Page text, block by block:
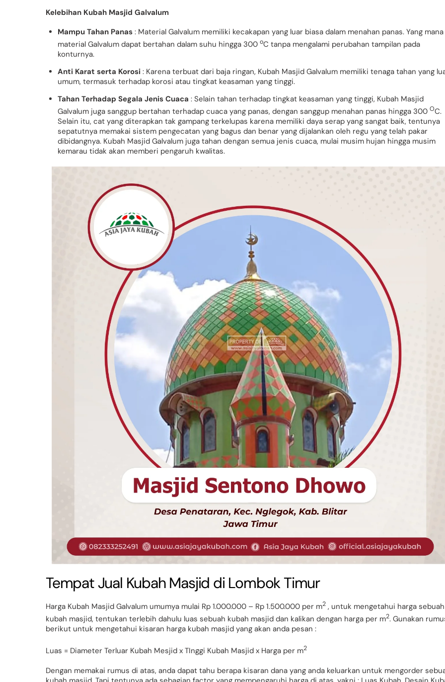
Kelebihan Kubah Masjid Galvalum
Mampu Tahan Panas : Material Galvalum memiliki kecakapan yang luar biasa dalam menahan panas. Yang mana
material Galvalum dapat bertahan dalam suhu hingga 300 oC tanpa mengalami perubahan tampilan pada
konturnya.
Anti Karat serta Korosi : Karena terbuat dari baja ringan, Kubah Masjid Galvalum memiliki tenaga tahan yang
umum, termasuk terhadap korosi atau tingkat keasaman yang tinggi.
Tahan Terhadap Segala Jenis Cuaca : Selain tahan terhadap tingkat keasaman yang tinggi, Kubah Masjid
Galvalum juga sanggup bertahan terhadap cuaca yang panas, dengan sanggup menahan panas hingga 300 OC.
Selain itu, cat yang diterapkan tak gampang terkelupas karena memiliki daya serap yang sangat baik, tentunya
sepatutnya memakai sistem pengecatan yang bagus dan benar yang dijalankan oleh regu yang telah pakar
dibidangnya. Kubah Masjid Galvalum juga tahan dengan semua jenis cuaca, mulai musim hujan hingga musim
kemarau tidak akan memberi pengaruh kwalitas.
Tempat Jual Kubah Masjid di Lombok Timur
Harga Kubah Masjid Galvalum umumya mulai Rp 1.000.000 – Rp 1.500.000 per m2 , untuk mengetahui harga sebuah
kubah masjid, tentukan terlebih dahulu luas sebuah kubah masjid dan kalikan dengan harga per m2. Gunakan
berikut untuk mengetahui kisaran harga kubah masjid yang akan anda pesan :
Luas = Diameter Terluar Kubah Mesjid x TInggi Kubah Masjid x Harga per m2
Dengan memakai rumus di atas, anda dapat tahu berapa kisaran dana yang anda keluarkan untuk mengorder